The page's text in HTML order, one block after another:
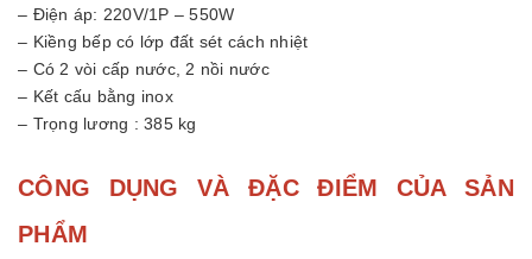
– Điện áp: 220V/1P – 550W
– Kiềng bếp có lớp đất sét cách nhiệt
– Có 2 vòi cấp nước, 2 nồi nước
– Kết cấu bằng inox
– Trọng lương : 385 kg
CÔNG DỤNG VÀ ĐẶC ĐIỂM CỦA SẢN
PHẨM